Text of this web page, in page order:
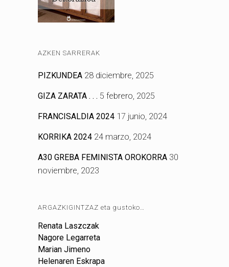
AZKEN SARRERAK
PIZKUNDEA 28 diciembre, 2025
GIZA ZARATA . . . 5 febrero, 2025
FRANCISALDIA 2024 17 junio, 2024
KORRIKA 2024 24 marzo, 2024
A30 GREBA FEMINISTA OROKORRA 30
noviembre, 2023
ARGAZKIGINTZAZ eta gustoko…
Renata Laszczak
Nagore Legarreta
Marian Jimeno
Helenaren Eskrapa